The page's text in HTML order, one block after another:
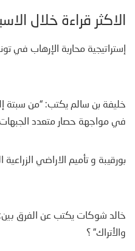
الأكثر قراءة خلال
إستراتيجية محاربة الإرهاب في
خليفة بن سالم يكتب: “من سبتة
في مواجهة حصار متعدد
بورقيبة و تأميم الاراضي الزراعية
خالد شوكات يكتب عن الفرق بين:
والأتراك” ؟